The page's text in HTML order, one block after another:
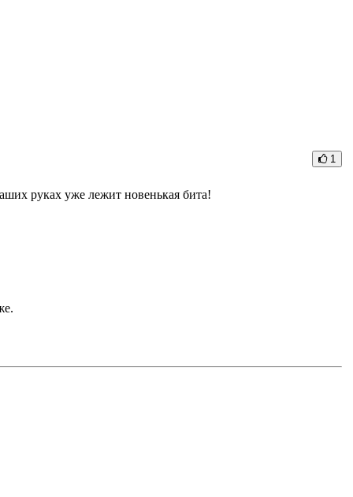
1
руках уже лежит новенькая бита!